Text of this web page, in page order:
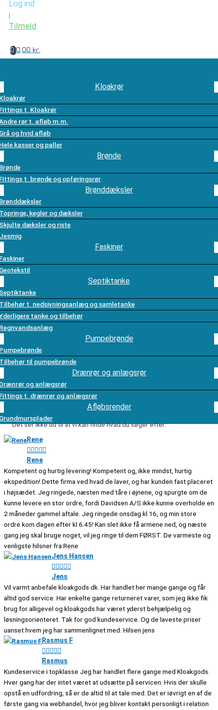
Log ind
|
Tilmeld
0 0,00 kr.
Kloakrør
t. Kloakrør
rør t. afløb m.m.
og hvid afløb
kasser og paller
Brønde
t. brønde og opføringsrør
Brønddæksler
kegler og dæksler
dæksler og riste
Faskiner
Septiktanke
t. nedsivningsanlæg og samletanke
tanke og tilbehør
Pumpebrønde
til pumpebrønde
Drænrør og anlægsrør
og anlægsrør
t. drænrør og anlægsrør
Afløbsrender
Det ser ikke ud til at vi kan finde hvad du søger efter.
Rene

Rene
Kompetent og hurtig levering! Kompetent og, ikke mindst, hurtig
ekspedition! Dette firma ved hvad de laver, og har kunden fast placeret
i højsædet. Jeg ringede, næsten med tåre i øjnene, og spurgte om de
kunne levere en stor ordre, fordi Davidsen A/S ikke kunne overholde en
2 måneder gammel aftale. Jeg ringede onsdag kl 16, og min store
ordre kom dagen efter kl 6.45! Kan slet ikke få armene ned, og næste
gang jeg skal bruge noget, vil jeg ringe til dem FØRST. De varmeste og
venligste hilsner fra Rene
Jens Hansen

Jens
Vil varmt anbefale kloakgods.dk. Har handlet her mange gange og får
altid god service. Har enkelte gange returneret varer, som jeg ikke fik
brug for alligevel og kloakgods har været yderst behjælpelig og
løsningsorienteret. Tak for god kundeservice. Og de laveste priser
uanset hvem jeg har sammenlignet med. Hilsen jens
Rasmus F

Rasmus
Kundeservice i topklasse Jeg har handlet flere gange med Kloakgods.
Hver gang har der intet været at udsætte på servicen. Hvis der skulle
opstå en udfordring, så er de altid til at tale med. Det er iøvrigt en af de
første gang via webhandel, hvor jeg bliver kontakt personligt i relation